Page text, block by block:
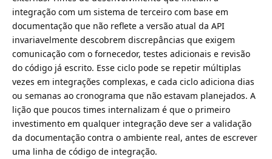
integração com um sistema de terceiro com base em
documentação que não reflete a versão atual da API
invariavelmente descobrem discrepâncias que exigem
comunicação com o fornecedor, testes adicionais e revisão
do código já escrito. Esse ciclo pode se repetir múltiplas
vezes em integrações complexas, e cada ciclo adiciona dias
ou semanas ao cronograma que não estavam planejados. A
lição que poucos times internalizam é que o primeiro
investimento em qualquer integração deve ser a validação
da documentação contra o ambiente real, antes de escrever
uma linha de código de integração.